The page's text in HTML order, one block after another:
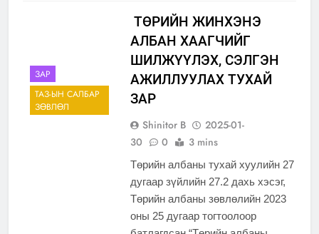
ЗАР
ТАЗ-ЫН САЛБАР
ЗӨВЛӨЛ
ТӨРИЙН ЖИНХЭНЭ
АЛБАН ХААГЧИЙГ
ШИЛЖҮҮЛЭХ, СЭЛГЭН
АЖИЛЛУУЛАХ ТУХАЙ
ЗАР
Shinitor B
2025-01-
30
0 3 mins
Төрийн албаны тухай хуулийн 27
дугаар зүйлийн 27.2 дахь хэсэг,
Төрийн албаны зөвлөлийн 2023
оны 25 дугаар тогтоолоор